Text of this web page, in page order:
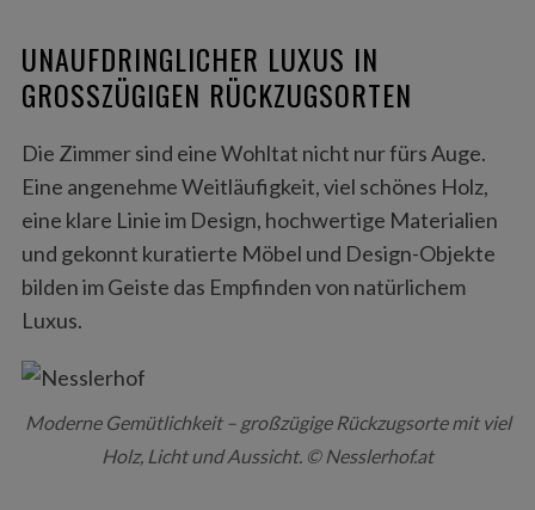
UNAUFDRINGLICHER LUXUS IN
GROSSZÜGIGEN RÜCKZUGSORTEN
Die Zimmer sind eine Wohltat nicht nur fürs Auge.
Eine angenehme Weitläufigkeit, viel schönes Holz,
eine klare Linie im Design, hochwertige Materialien
und gekonnt kuratierte Möbel und Design-Objekte
bilden im Geiste das Empfinden von natürlichem
Luxus.
Moderne Gemütlichkeit – großzügige Rückzugsorte mit viel
Holz, Licht und Aussicht. © Nesslerhof.at